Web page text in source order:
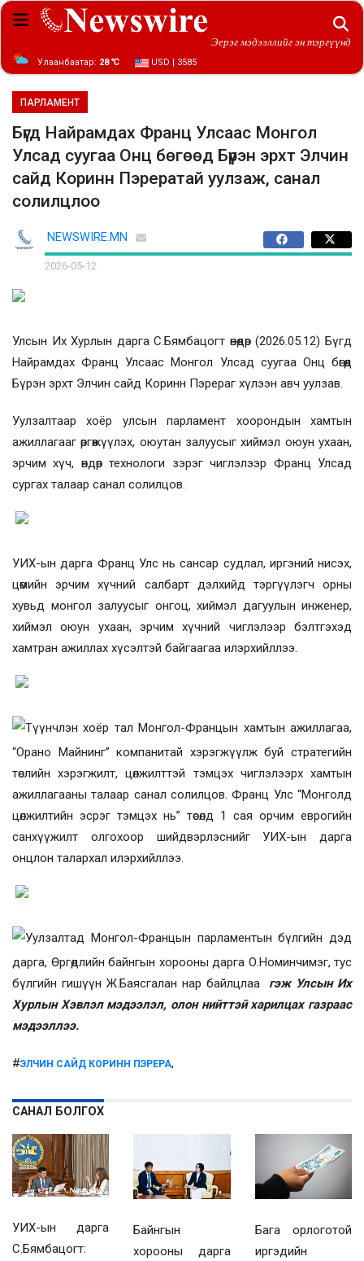
Эерэг мэдээллийг эн тэргүүнд
Улаанбаатар: 28 ℃ USD | 3585
ПАРЛАМЕНТ
Бүгд Найрамдах Франц Улсаас Монгол
Улсад суугаа Онц бөгөөд Бүрэн эрхт Элчин
сайд Коринн Пэрератай уулзаж, санал
солилцлоо
NEWSWIRE.MN
2026-05-12
Улсын Их Хурлын дарга С.Бямбацогт өнөөдөр (2026.05.12) Бүгд
Найрамдах Франц Улсаас Монгол Улсад суугаа Онц бөгөөд
Бүрэн эрхт Элчин сайд Коринн Пэрераг хүлээн авч уулзав.
Уулзалтаар хоёр улсын парламент хоорондын хамтын
ажиллагааг өргөжүүлэх, оюутан залуусыг хиймэл оюун ухаан,
эрчим хүч, өндөр технологи зэрэг чиглэлээр Франц Улсад
сургах талаар санал солилцов.
УИХ-ын дарга Франц Улс нь сансар судлал, иргэний нисэх,
цөмийн эрчим хүчний салбарт дэлхийд тэргүүлэгч орны
хувьд монгол залуусыг онгоц, хиймэл дагуулын инженер,
хиймэл оюун ухаан, эрчим хүчний чиглэлээр бэлтгэхэд
хамтран ажиллах хүсэлтэй байгаагаа илэрхийллээ.
Түүнчлэн хоёр тал Монгол-Францын хамтын ажиллагаа,
“Орано Майнинг” компанитай хэрэгжүүлж буй стратегийн
төслийн хэрэгжилт, цөлжилттэй тэмцэх чиглэлээрх хамтын
ажиллагааны талаар санал солилцов. Франц Улс “Монголд
цөлжилтийн эсрэг тэмцэх нь” төсөлд 1 сая орчим еврогийн
санхүүжилт олгохоор шийдвэрлэснийг УИХ-ын дарга
онцлон талархал илэрхийллээ.
Уулзалтад Монгол-Францын парламентын бүлгийн дэд
дарга, Өргөдлийн байнгын хорооны дарга О.Номинчимэг, тус
бүлгийн гишүүн Ж.Баясгалан нар байлцлаа
гэж Улсын Их
Хурлын Хэвлэл мэдээлэл, олон нийттэй харилцах газраас
мэдээллээ.
#ЭЛЧИН САЙД КОРИНН ПЭРЕРА,
САНАЛ БОЛГОХ
УИХ-ын дарга
С.Бямбацогт:
Байнгын
хорооны дарга
Бага орлоготой
иргэдийн